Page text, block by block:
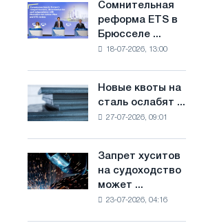
производству
низкоуглеродистой
основе
водорода
Франции
Сомнительная
реформа
ETS
отраслевые
ограничения
амбициями
по
борьбе
с
Сомнительная
реформа ETS в
Брюсселе ...
18-07-2026, 13:00
Новые
квоты
на
конкуренцию
в
Новые квоты на
сталь ослабят ...
27-07-2026, 09:01
Запрет
хуситов
на
Запрет хуситов
на судоходство
может ...
23-07-2026, 04:16